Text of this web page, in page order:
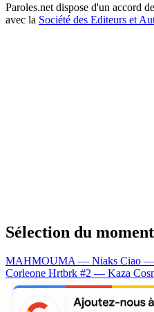
Paroles.net dispose d'un accord
avec la Société des Editeurs et
Sélection du moment
MAHMOUMA — Niaks Ciao —
Corleone Hrtbrk #2 — Kaza